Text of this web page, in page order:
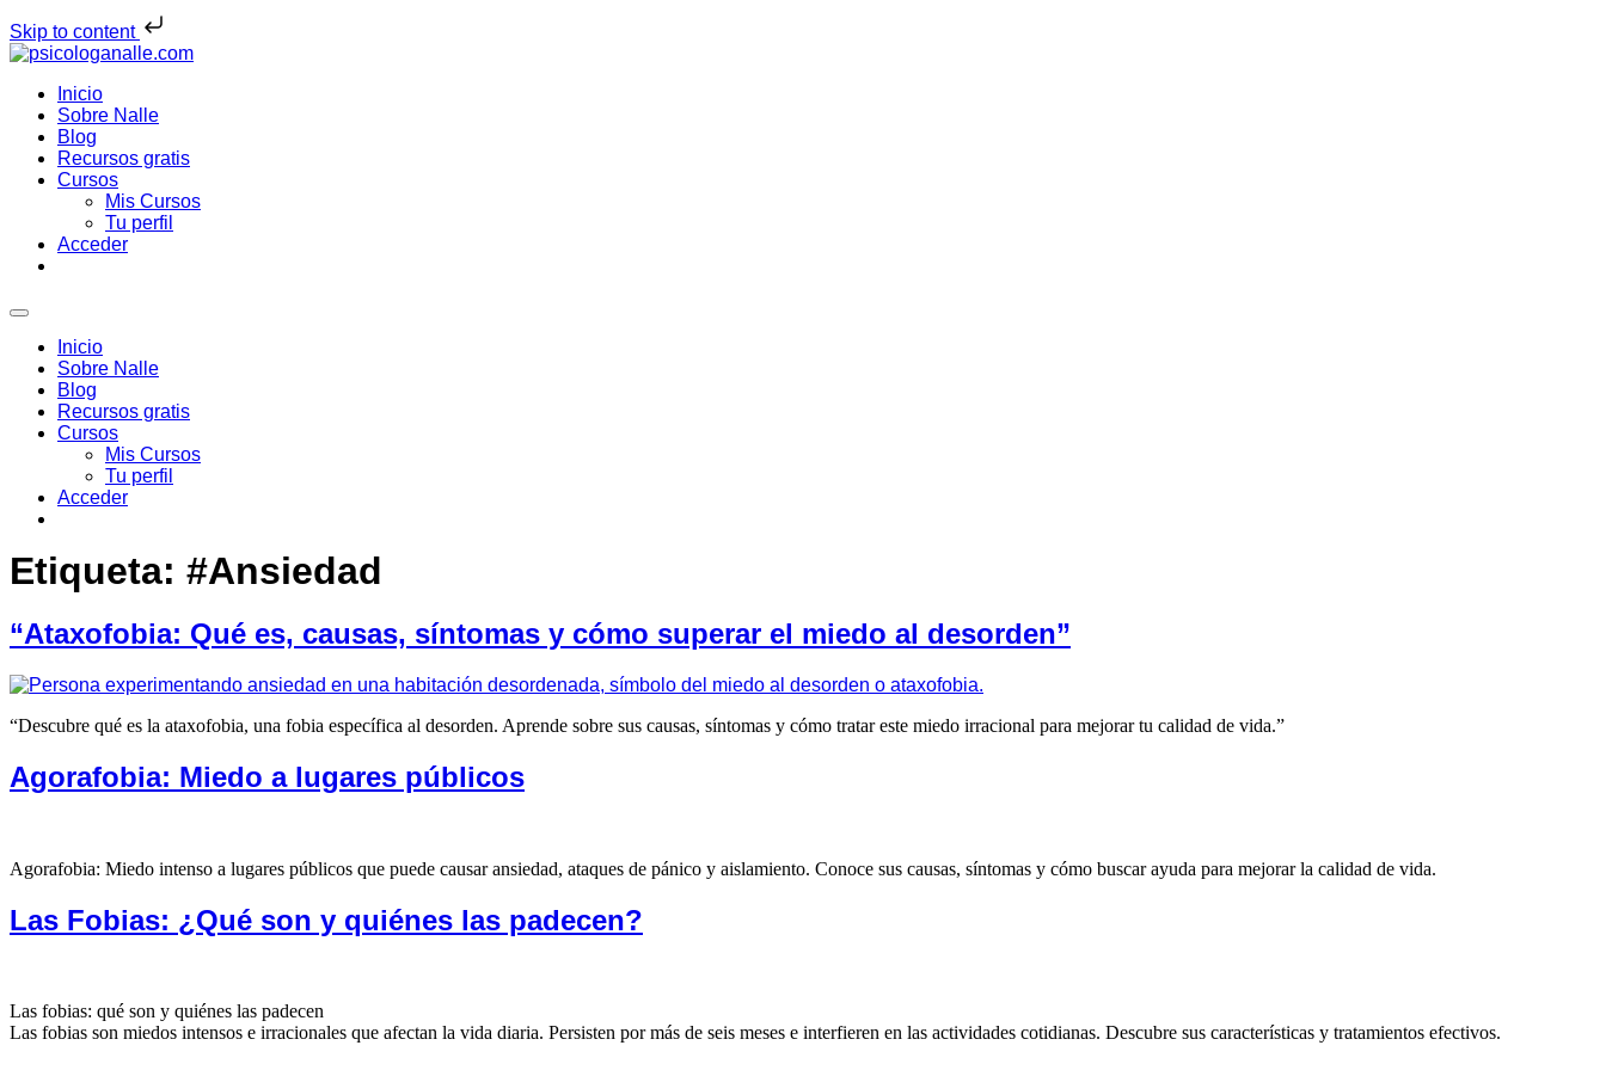
Skip to content
Inicio
Sobre Nalle
Blog
Recursos gratis
Cursos
Mis Cursos
Tu perfil
Acceder
Inicio
Sobre Nalle
Blog
Recursos gratis
Cursos
Mis Cursos
Tu perfil
Acceder
Etiqueta: #Ansiedad
“Ataxofobia: Qué es, causas, síntomas y cómo superar el miedo al desorden”
“Descubre qué es la ataxofobia, una fobia específica al desorden. Aprende sobre sus causas, síntomas y cómo tratar este miedo irracional para mejorar tu calidad de vida.”
Agorafobia: Miedo a lugares públicos
Agorafobia: Miedo intenso a lugares públicos que puede causar ansiedad, ataques de pánico y aislamiento. Conoce sus causas, síntomas y cómo buscar ayuda para mejorar la calidad de vida.
Las Fobias: ¿Qué son y quiénes las padecen?
Las fobias: qué son y quiénes las padecen
Las fobias son miedos intensos e irracionales que afectan la vida diaria. Persisten por más de seis meses e interfieren en las actividades cotidianas. Descubre sus características y tratamientos efectivos.